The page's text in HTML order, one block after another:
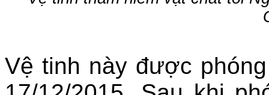
Vệ tinh này được